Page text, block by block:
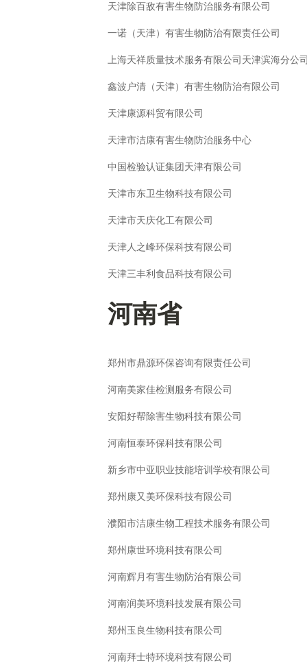
天津除百敌有害生物防治服务有限公司
一诺（天津）有害生物防治有限责任公司
上海天祥质量技术服务有限公司天津滨海分公
鑫波户清（天津）有害生物防治有限公司
天津康源科贸有限公司
天津市洁康有害生物防治服务中心
中国检验认证集团天津有限公司
天津市东卫生物科技有限公司
天津市天庆化工有限公司
天津人之峰环保科技有限公司
天津三丰利食品科技有限公司
河南省
郑州市鼎源环保咨询有限责任公司
河南美家佳检测服务有限公司
安阳好帮除害生物科技有限公司
河南恒泰环保科技有限公司
新乡市中亚职业技能培训学校有限公司
郑州康又美环保科技有限公司
濮阳市洁康生物工程技术服务有限公司
郑州康世环境科技有限公司
河南辉月有害生物防治有限公司
河南润美环境科技发展有限公司
郑州玉良生物科技有限公司
河南拜士特环境科技有限公司